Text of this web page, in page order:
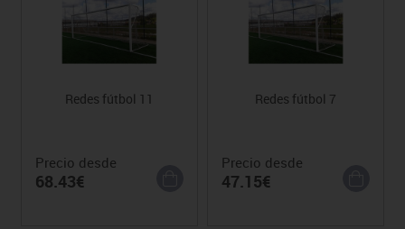
Redes fútbol 11
Precio desde
68.43€
Redes fútbol 7
Precio desde
47.15€